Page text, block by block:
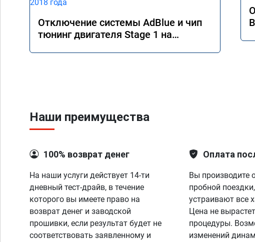
Отключение системы AdBlue и чип
тюнинг двигателя Stage 1 на
Наши преимущества
100% возврат денег
На наши услуги действует 14-ти
дневный тест-драйв, в течение
которого вы имеете право на
возврат денег и заводской
прошивки, если результат будет не
соответствовать заявленному и
Оплата
Вы производите
пробной
устраивают все
Цена не
процедуры.
изменений